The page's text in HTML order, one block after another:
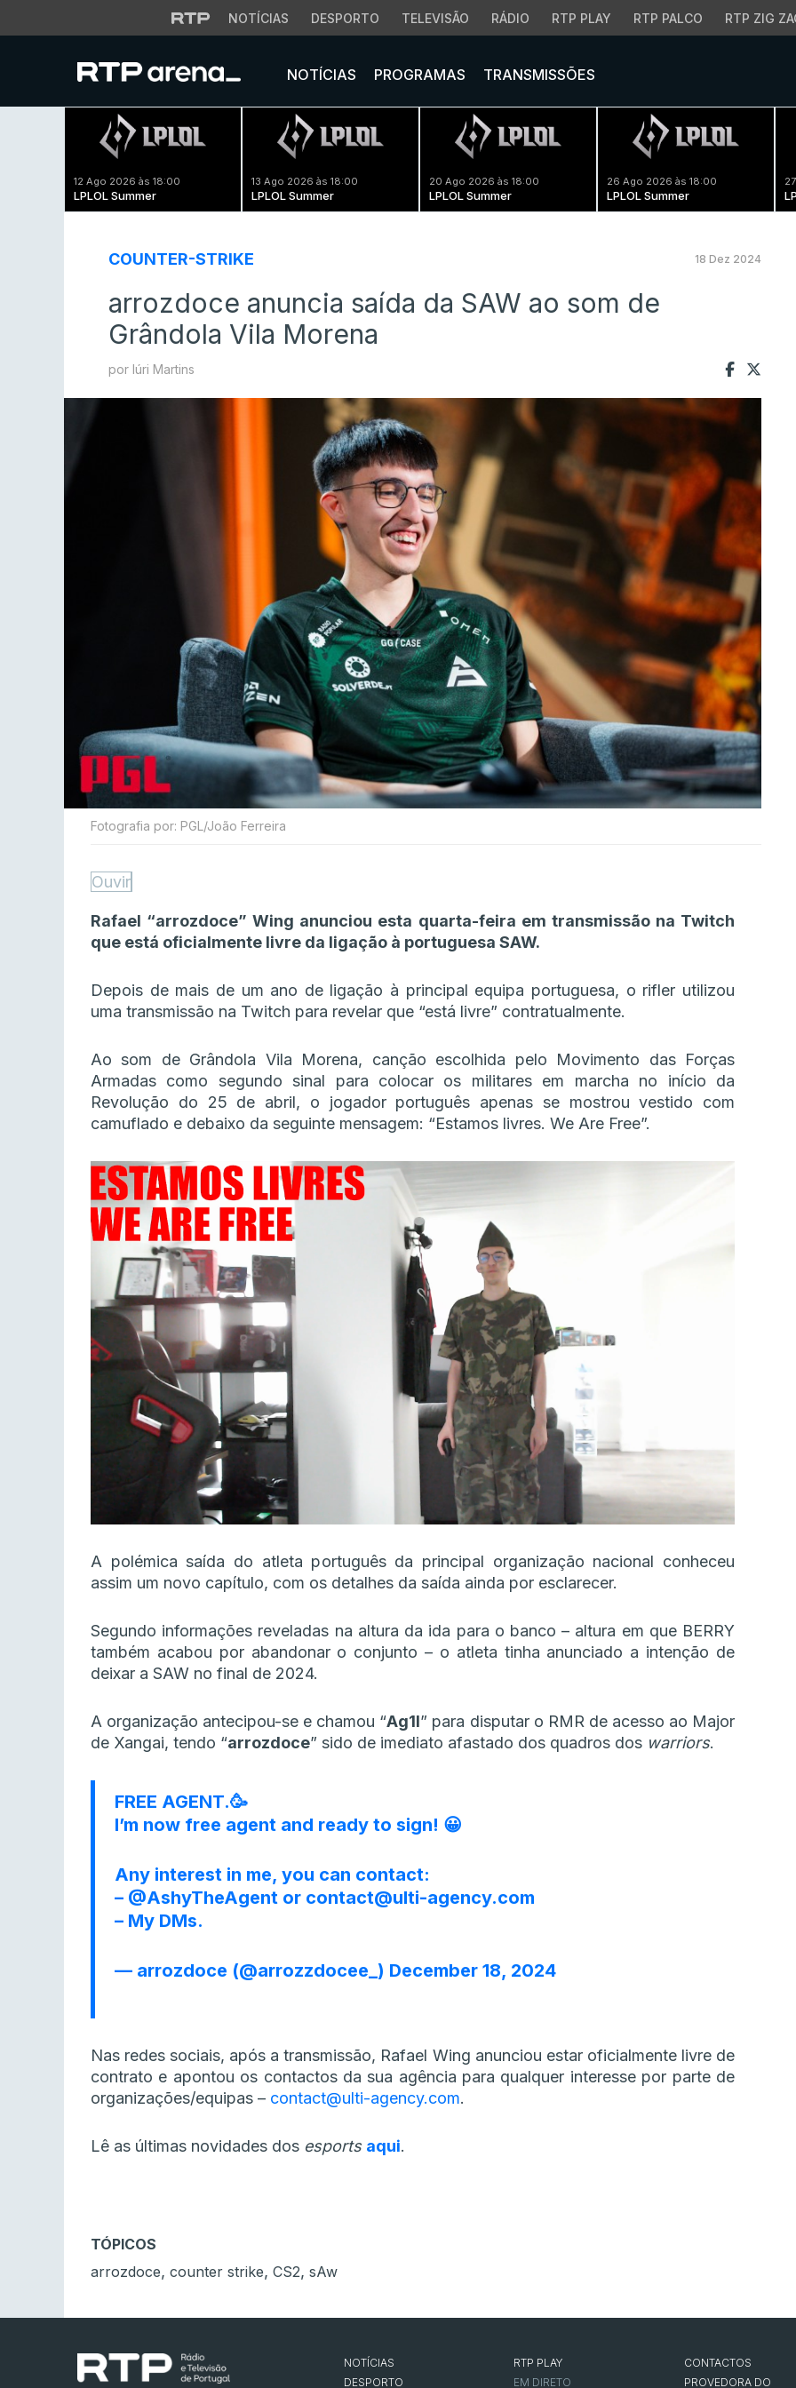
NOTÍCIAS DESPORTO TELEVISÃO RÁDIO RTP PLAY RTP PALCO RTP ZIG
NOTÍCIAS PROGRAMAS TRANSMISSÕES
12 Ago 2026 às 18:00
LPLOL Summer
13 Ago 2026 às 18:00
LPLOL Summer
20 Ago 2026 às 18:00
LPLOL Summer
26 Ago 2026 às 18:00
LPLOL Summer
COUNTER-STRIKE 18 Dez 2024
arrozdoce anuncia saída da SAW ao som de
Grândola Vila Morena
por Iúri Martins
Fotografia por: PGL/João Ferreira
Ouvir
Rafael “arrozdoce” Wing anunciou esta quarta-feira em transmissão na Twitch
que está oficialmente livre da ligação à portuguesa SAW.
Depois de mais de um ano de ligação à principal equipa portuguesa, o rifler utilizou
uma transmissão na Twitch para revelar que “está livre” contratualmente.
Ao som de Grândola Vila Morena, canção escolhida pelo Movimento das Forças
Armadas como segundo sinal para colocar os militares em marcha no início da
Revolução do 25 de abril, o jogador português apenas se mostrou vestido com
camuflado e debaixo da seguinte mensagem: “Estamos livres. We Are Free”.
A polémica saída do atleta português da principal organização nacional conheceu
assim um novo capítulo, com os detalhes da saída ainda por esclarecer.
Segundo informações reveladas na altura da ida para o banco – altura em que BERRY
também acabou por abandonar o conjunto – o atleta tinha anunciado a intenção de
deixar a SAW no final de 2024.
A organização antecipou-se e chamou “Ag1l” para disputar o RMR de acesso ao Major
de Xangai, tendo “arrozdoce” sido de imediato afastado dos quadros dos warriors.
FREE AGENT.🥳
I’m now free agent and ready to sign! 😀
Any interest in me, you can contact:
– @AshyTheAgent or contact@ulti-agency.com
– My DMs.
— arrozdoce (@arrozzdocee_) December 18, 2024
Nas redes sociais, após a transmissão, Rafael Wing anunciou estar oficialmente livre de
contrato e apontou os contactos da sua agência para qualquer interesse por parte de
organizações/equipas – contact@ulti-agency.com.
Lê as últimas novidades dos esports aqui.
TÓPICOS
arrozdoce, counter strike, CS2, sAw
NOTÍCIAS
DESPORTO
RTP PLAY
EM DIRETO
CONTACTOS
PROVEDORA DO